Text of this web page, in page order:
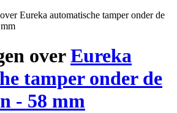
overEureka
tamper onder de
- 58 mm